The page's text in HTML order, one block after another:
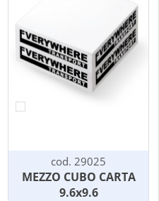
Personalizzato con
stampa ad un colore
sul cartoncino
(alto+fronte).
cod. 29025
MEZZO CUBO CARTA
9.6x9.6